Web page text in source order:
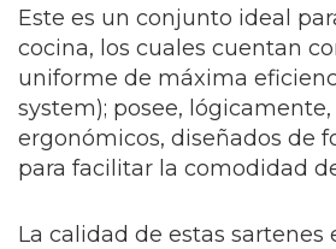
Este es un conjunto ideal
cocina, los cuales cuentan
uniforme de máxima
system); posee,
ergonómicos, diseñados de
para facilitar la comodidad
La calidad de estas sartenes